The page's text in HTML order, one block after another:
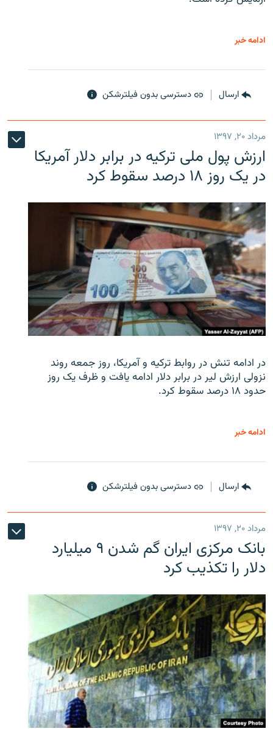
ادامه خبر
ارسال دسترسی بدون فیلترشکن
مرداد ۲۰, ۱۳۹۷
ارزش پول ملی ترکیه در برابر دلار آمریکا
در یک روز ۱۸ درصد سقوط کرد
در ادامه تنش در روابط ترکیه و آمریکا، روز جمعه روند
نزولی ارزش لیر در برابر دلار ادامه یافت و ظرف یک روز
حدود ۱۸ درصد سقوط کرد.
ادامه خبر
ارسال دسترسی بدون فیلترشکن
مرداد ۲۰, ۱۳۹۷
بانک مرکزی ایران گم شدن ۹ میلیارد
دلار را تکذیب کرد